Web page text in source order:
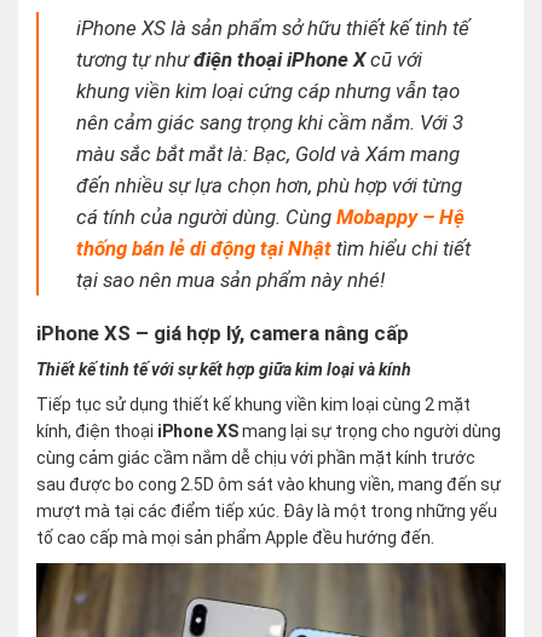
iPhone XS là sản phẩm sở hữu thiết kế tinh tế
tương tự nhưđiện thoại iPhone Xcũ với
khung viền kim loại cứng cáp nhưng vẫn tạo
nên cảm giác sang trọng khi cầm nắm. Với 3
màu sắc bắt mắt là: Bạc, Gold và Xám mang
đến nhiều sự lựa chọn hơn, phù hợp với từng
cá tính của người dùng. CùngMobappy – Hệ
thống bán lẻ di động tại Nhật tìm hiểu chi tiết
tại sao nên mua sản phẩm này nhé!
iPhone XS – giá hợp lý, camera nâng cấp
Thiết kế tinh tế với sự kết hợp giữa kim loại và kính
Tiếp tục sử dụng thiết kế khung viền kim loại cùng 2 mặt
kính, điện thoại iPhone XSmang lại sự trọng cho người dùng
cùng cảm giác cầm nắm dễ chịu với phần mặt kính trước
sau được bo cong 2.5D ôm sát vào khung viền, mang đến sự
mượt mà tại các điểm tiếp xúc. Đây là một trong những yếu
tố cao cấp mà mọi sản phẩm Apple đều hướng đến.